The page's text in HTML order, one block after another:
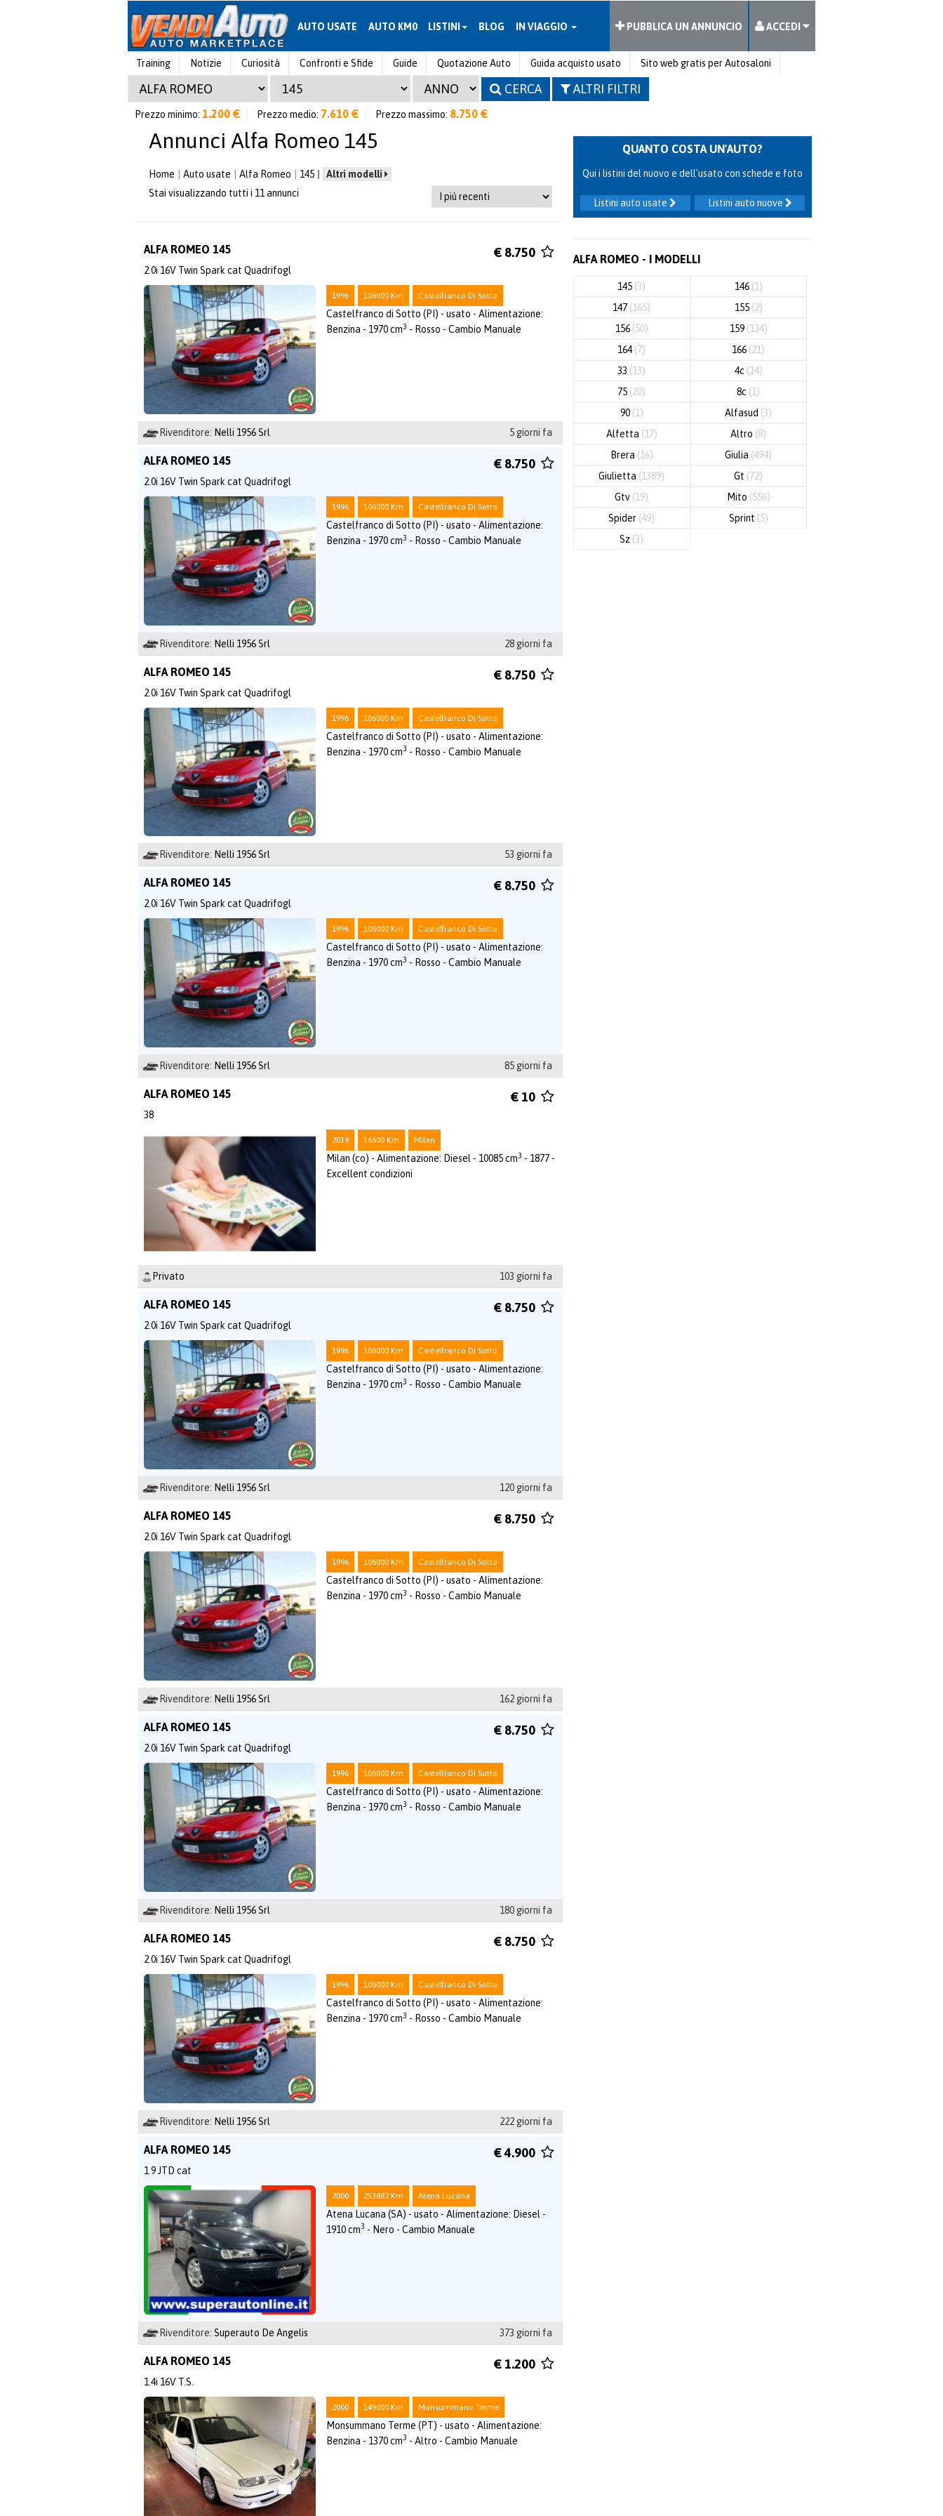
AUTO USATE AUTO KM0 LISTINI BLOG IN VIAGGIO PUBBLICA UN ANNUNCIO ACCEDI
Training Notizie Curiosità Confronti e Sfide Guide Quotazione Auto Guida acquisto usato Sito web gratis per Autosaloni
CERCA ALTRI FILTRI
Prezzo minimo: 1.200 € Prezzo medio: 7.610 € Prezzo massimo: 8.750 €
Annunci Alfa Romeo 145
Home Auto usate Alfa Romeo 145
Altri modelli
Stai visualizzando tutti i 11 annunci
ALFA ROMEO 145
2.0i 16V Twin Spark cat Quadrifogl
€ 8.750
1996 106000 Km Castelfranco Di Sotto
Castelfranco di Sotto (PI) - usato - Alimentazione:
Benzina - 1970 cm3 - Rosso - Cambio Manuale
Rivenditore: Nelli 1956 Srl 5 giorni fa
ALFA ROMEO 145
2.0i 16V Twin Spark cat Quadrifogl
€ 8.750
1996 106000 Km Castelfranco Di Sotto
Castelfranco di Sotto (PI) - usato - Alimentazione:
Benzina - 1970 cm3 - Rosso - Cambio Manuale
Rivenditore: Nelli 1956 Srl 28 giorni fa
ALFA ROMEO 145
2.0i 16V Twin Spark cat Quadrifogl
€ 8.750
1996 106000 Km Castelfranco Di Sotto
Castelfranco di Sotto (PI) - usato - Alimentazione:
Benzina - 1970 cm3 - Rosso - Cambio Manuale
Rivenditore: Nelli 1956 Srl 53 giorni fa
ALFA ROMEO 145
2.0i 16V Twin Spark cat Quadrifogl
€ 8.750
1996 106000 Km Castelfranco Di Sotto
Castelfranco di Sotto (PI) - usato - Alimentazione:
Benzina - 1970 cm3 - Rosso - Cambio Manuale
Rivenditore: Nelli 1956 Srl 85 giorni fa
ALFA ROMEO 145
38
€ 10
2019 16600 Km Milan
Milan (co) - Alimentazione: Diesel - 10085 cm3 - 1877 -
Excellent condizioni
Privato 103 giorni fa
ALFA ROMEO 145
2.0i 16V Twin Spark cat Quadrifogl
€ 8.750
1996 106000 Km Castelfranco Di Sotto
Castelfranco di Sotto (PI) - usato - Alimentazione:
Benzina - 1970 cm3 - Rosso - Cambio Manuale
Rivenditore: Nelli 1956 Srl 120 giorni fa
ALFA ROMEO 145
2.0i 16V Twin Spark cat Quadrifogl
€ 8.750
1996 106000 Km Castelfranco Di Sotto
Castelfranco di Sotto (PI) - usato - Alimentazione:
Benzina - 1970 cm3 - Rosso - Cambio Manuale
Rivenditore: Nelli 1956 Srl 162 giorni fa
ALFA ROMEO 145
2.0i 16V Twin Spark cat Quadrifogl
€ 8.750
1996 106000 Km Castelfranco Di Sotto
Castelfranco di Sotto (PI) - usato - Alimentazione:
Benzina - 1970 cm3 - Rosso - Cambio Manuale
Rivenditore: Nelli 1956 Srl 180 giorni fa
ALFA ROMEO 145
2.0i 16V Twin Spark cat Quadrifogl
€ 8.750
1996 106000 Km Castelfranco Di Sotto
Castelfranco di Sotto (PI) - usato - Alimentazione:
Benzina - 1970 cm3 - Rosso - Cambio Manuale
Rivenditore: Nelli 1956 Srl 222 giorni fa
ALFA ROMEO 145
1.9 JTD cat
€ 4.900
2000 253882 Km Atena Lucana
Atena Lucana (SA) - usato - Alimentazione: Diesel -
1910 cm3 - Nero - Cambio Manuale
Rivenditore: Superauto De Angelis 373 giorni fa
ALFA ROMEO 145
1.4i 16V T.S.
€ 1.200
2000 149000 Km Monsummano Terme
Monsummano Terme (PT) - usato - Alimentazione:
Benzina - 1370 cm3 - Altro - Cambio Manuale
QUANTO COSTA UN'AUTO?
Qui i listini del nuovo e dell'usato con schede e foto
Listini auto nuove
Listini auto usate
ALFA ROMEO - I MODELLI
145 (3) 146 (1)
147 (165) 155 (2)
156 (50) 159 (134)
164(7) 166 (21)
33 (13) 4c (14)
75 (20) 8c (1)
90 (1) Alfasud (3)
Alfetta (17) Altro (8)
Brera (16) Giulia (494)
Giulietta (1389) Gt (72)
Gtv (19) Mito (556)
Spider (49) Sprint (5)
Sz (3)